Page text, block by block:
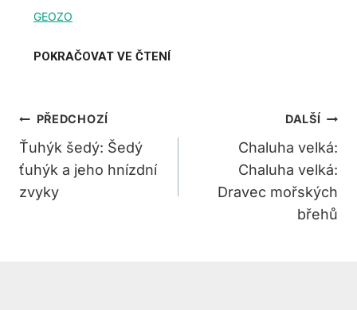
Navigace
Pro
Příspěvek
PŘEDCHOZÍ
Ťuhýk šedý: Šedý
ťuhýk a jeho hnízdní
zvyky
DALŠÍ
Chaluha velká:
Chaluha velká:
Dravec mořských
břehů